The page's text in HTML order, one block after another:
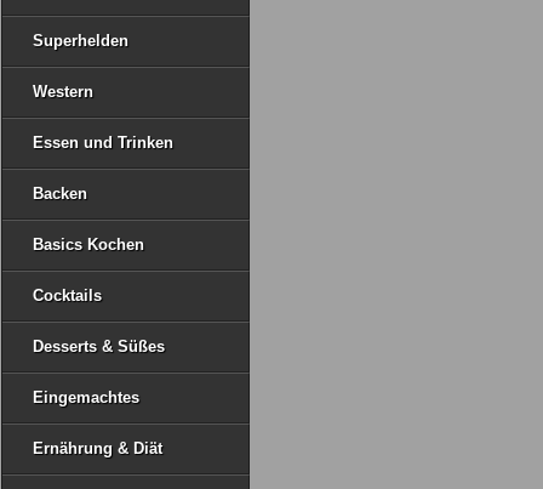
Superhelden
Western
Essen und Trinken
Backen
Basics Kochen
Cocktails
Desserts & Süßes
Eingemachtes
Ernährung & Diät